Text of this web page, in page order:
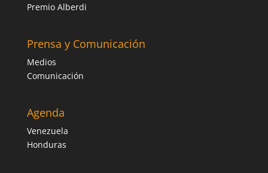
Premio Alberdi
Prensa y Comunicación
Medios
Comunicación
Agenda
Venezuela
Honduras